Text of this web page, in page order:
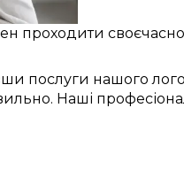
проходити своєчасно
послуги нашого
. Наші